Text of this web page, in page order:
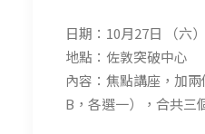
日期：10月27日 （六
地點：佐敦突破中心
內容：焦點講座，加
B，各選一），合共三